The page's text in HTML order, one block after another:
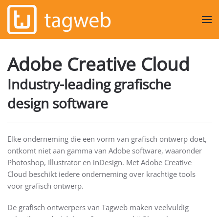
Overslaan en naar de inhoud gaan
Adobe Creative Cloud
Industry-leading grafische
design software
Elke onderneming die een vorm van grafisch ontwerp doet,
ontkomt niet aan gamma van Adobe software, waaronder
Photoshop, Illustrator en inDesign. Met Adobe Creative
Cloud beschikt iedere onderneming over krachtige tools
voor grafisch ontwerp.
De grafisch ontwerpers van Tagweb maken veelvuldig